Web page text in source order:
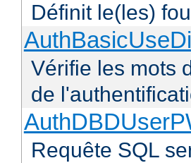
Définit le(les)
Vérifie les mots
de
Requête SQL